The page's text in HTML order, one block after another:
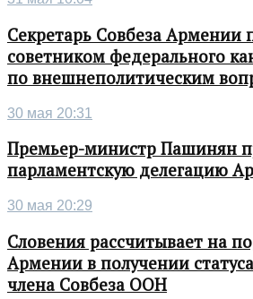
Секретарь Совбеза Армении
советником федерального
по внешнеполитическим
30 мая 20:31
Премьер-министр Пашинян
парламентскую делегацию
30 мая 20:29
Словения рассчитывает на
Армении в получении
члена Совбеза ООН